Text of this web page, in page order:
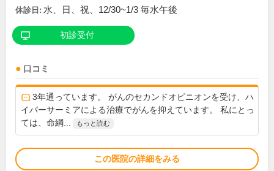
休診日: 水、日、祝、12/30~1/3 毎水午後
初診受付
口コミ
3年通っています。 がんのセカンドオピニオンを受け、ハ
イパーサーミアによる治療でがんを抑えています。 私にとっ
ては、命綱...
もっと読む
この医院の詳細をみる